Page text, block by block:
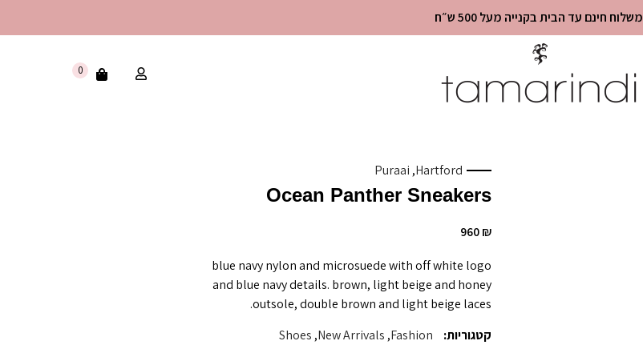
משלוח חינם עד הבית בקנייה מעל 500 ש״ח
0
Hartford
,
Puraai
Ocean Panther Sneakers
960₪
blue navy nylon and microsuede with off white logo
and blue navy details. brown, light beige and honey
outsole, double brown and light beige laces.
קטגוריות:
Fashion
,
New Arrivals
,
Shoes